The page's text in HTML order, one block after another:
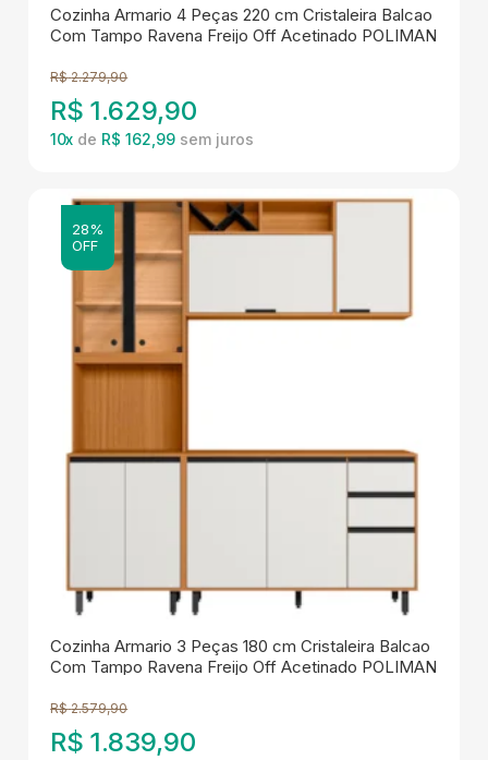
Cozinha Armario 4 Peças 220 cm Cristaleira Balcao
Com Tampo Ravena Freijo Off Acetinado POLIMAN
R$ 2.279,90
R$ 1.629,90
10x de R$ 162,99
28%
OFF
Cozinha Armario 3 Peças 180 cm Cristaleira Balcao
Com Tampo Ravena Freijo Off Acetinado POLIMAN
R$ 2.579,90
R$ 1.839,90